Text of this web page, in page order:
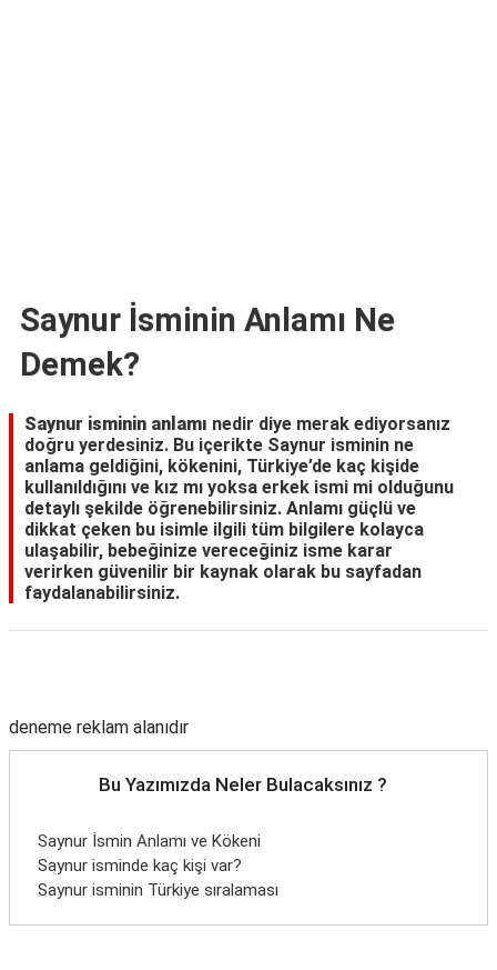
Saynur İsminin Anlamı Ne
Demek?
Saynur isminin anlamı nedir diye merak ediyorsanız
doğru yerdesiniz. Bu içerikte Saynur isminin ne
anlama geldiğini, kökenini, Türkiye’de kaç kişide
kullanıldığını ve kız mı yoksa erkek ismi mi olduğunu
detaylı şekilde öğrenebilirsiniz. Anlamı güçlü ve
dikkat çeken bu isimle ilgili tüm bilgilere kolayca
ulaşabilir, bebeğinize vereceğiniz isme karar
verirken güvenilir bir kaynak olarak bu sayfadan
faydalanabilirsiniz.
deneme reklam alanıdır
Bu Yazımızda Neler Bulacaksınız ?
Saynur İsmin Anlamı ve Kökeni
Saynur isminde kaç kişi var?
Saynur isminin Türkiye sıralaması